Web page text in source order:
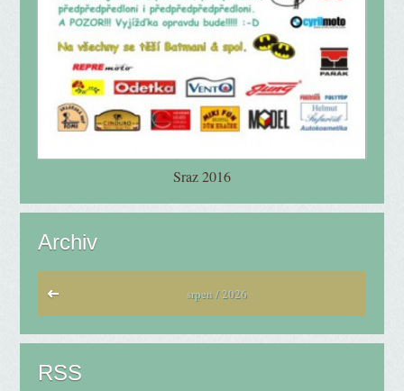
Sraz 2016
Archiv
srpen / 2026
RSS